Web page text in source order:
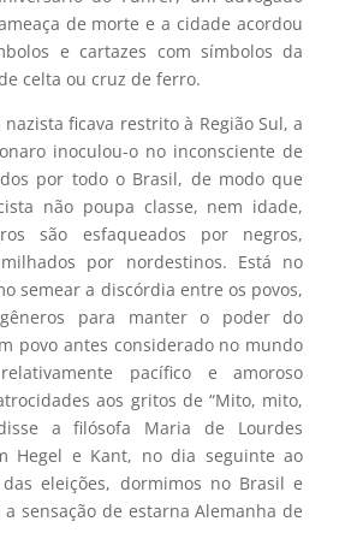
de morte e a cidade acordou
e cartazes com símbolos da
celta ou cruz de ferro.
ficava restrito à Região Sul, a
inoculou-o no inconsciente de
por todo o Brasil, de modo que
não poupa classe, nem idade,
são esfaqueados por negros,
por nordestinos. Está no
semear a discórdia entre os povos,
para manter o poder do
povo antes considerado no mundo
pacífico e amoroso
aos gritos de “Mito, mito,
a filósofa Maria de Lourdes
Hegel e Kant, no dia seguinte ao
eleições, dormimos no Brasil e
sensação de estarna Alemanha de